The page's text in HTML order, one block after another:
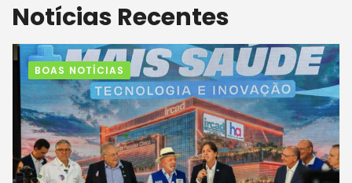
Notícias Recentes
BOAS NOTÍCIAS